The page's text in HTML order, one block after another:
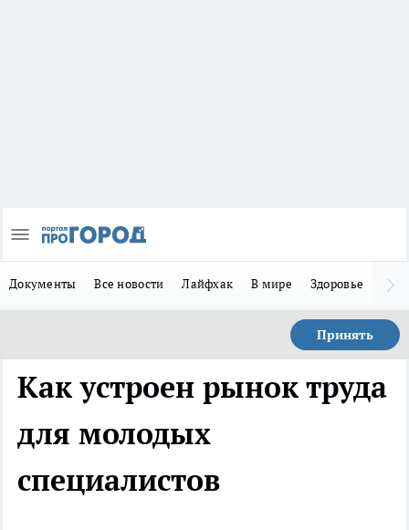
Документы Все новости Лайфхак В мире Здоровье
Принять
Как устроен рынок труда
для молодых
специалистов